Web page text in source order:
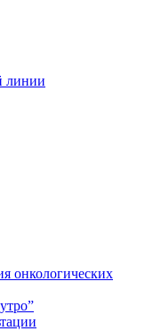
линии
онкологических